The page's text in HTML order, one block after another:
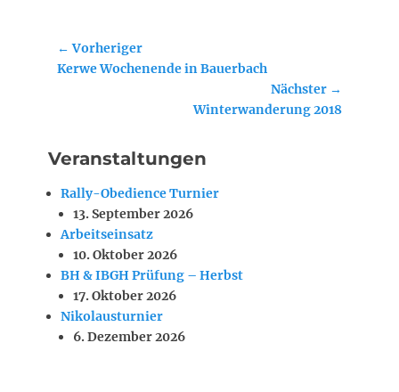
Beitragsnavigation
← Vorheriger
Vorheriger
Kerwe Wochenende in Bauerbach
Nächster →
Winterwanderung 2018
Veranstaltungen
Rally-Obedience Turnier
13. September 2026
Arbeitseinsatz
10. Oktober 2026
BH & IBGH Prüfung – Herbst
17. Oktober 2026
Nikolausturnier
6. Dezember 2026